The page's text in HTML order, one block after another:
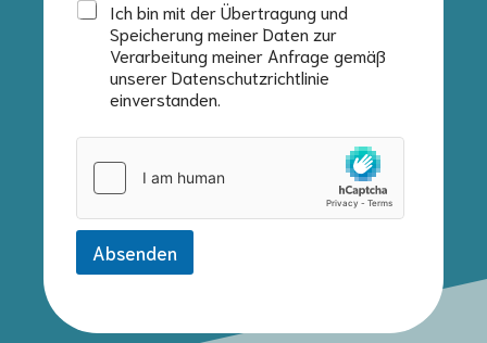
e
Ich bin mit der Übertragung und
Speicherung meiner Daten zur
Verarbeitung meiner Anfrage gemäß
unserer Datenschutzrichtlinie
einverstanden.
Absenden